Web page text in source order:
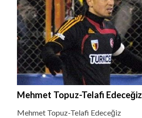
Mehmet Topuz-Telafi Edeceğiz
Mehmet Topuz-Telafi Edeceğiz